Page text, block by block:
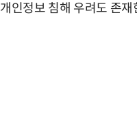
개인정보 침해 우려도 존